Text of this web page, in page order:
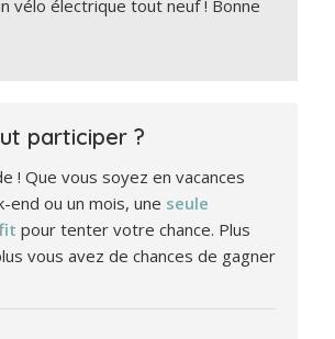
vélo électrique tout neuf ! Bonne
participer ?
! Que vous soyez en vacances
end ou un mois, une seule
pour tenter votre chance. Plus
vous avez de chances de gagner